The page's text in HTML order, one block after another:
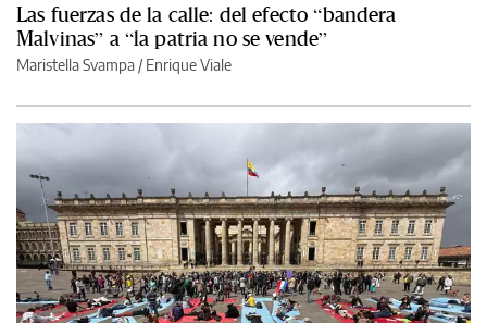
Las fuerzas de la calle: del efecto “bandera
Malvinas” a “la patria no se vende”
Maristella Svampa /Enrique Viale